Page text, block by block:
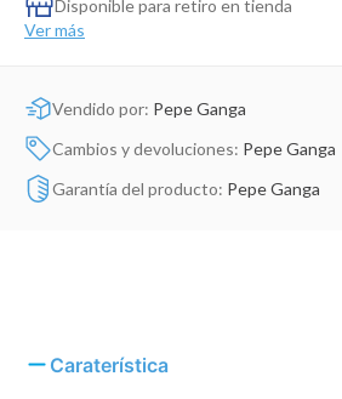
Disponible para retiro en tienda
Ver más
Vendido por: Pepe Ganga
Cambios y devoluciones: Pepe Ganga
Garantía del producto: Pepe Ganga
Caraterística